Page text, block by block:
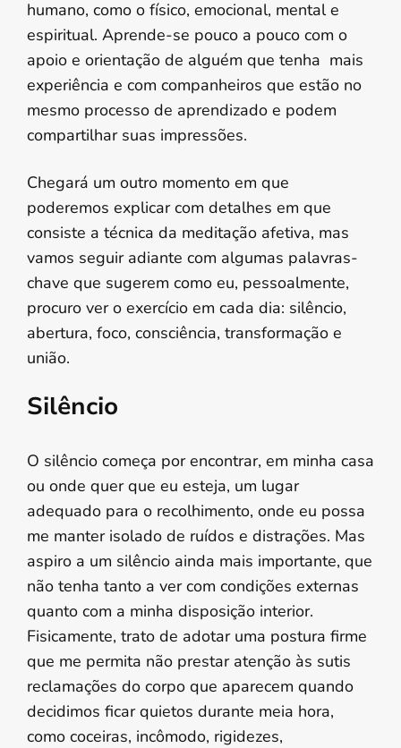
humano, como o físico, emocional, mental e
espiritual. Aprende-se pouco a pouco com o
apoio e orientação de alguém que tenha mais
experiência e com companheiros que estão no
mesmo processo de aprendizado e podem
compartilhar suas impressões.
Chegará um outro momento em que
poderemos explicar com detalhes em que
consiste a técnica da meditação afetiva, mas
vamos seguir adiante com algumas palavras-
chave que sugerem como eu, pessoalmente,
procuro ver o exercício em cada dia: silêncio,
abertura, foco, consciência, transformação e
união.
Silêncio
O silêncio começa por encontrar, em minha casa
ou onde quer que eu esteja, um lugar
adequado para o recolhimento, onde eu possa
me manter isolado de ruídos e distrações. Mas
aspiro a um silêncio ainda mais importante, que
não tenha tanto a ver com condições externas
quanto com a minha disposição interior.
Fisicamente, trato de adotar uma postura firme
que me permita não prestar atenção às sutis
reclamações do corpo que aparecem quando
decidimos ficar quietos durante meia hora,
como coceiras, incômodo, rigidezes,